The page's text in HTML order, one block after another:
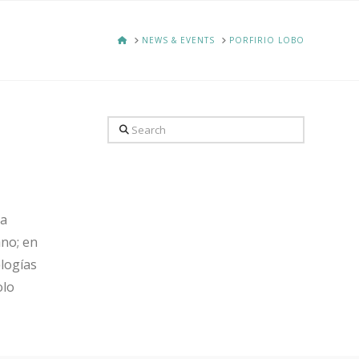
HOMENEWS & EVENTS PORFIRIO LOBO
en
Search